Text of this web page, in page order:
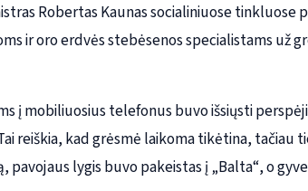
Robertas Kaunas socialiniuose
ir oro erdvės stebėsenos specialistams už
į mobiliuosius telefonus buvo išsiųsti
reiškia, kad grėsmė laikoma tikėtina, tačiau
lygis buvo pakeistas į „Balta“, o